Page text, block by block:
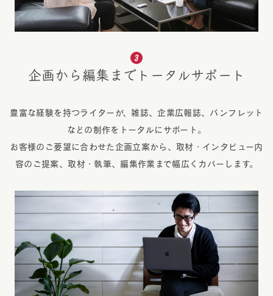
企画から編集までトータルサポート
豊富な経験を持つライターが、雑誌、企業広報誌、パンフレット
などの制作をトータルにサポート。
お客様のご要望に合わせた企画立案から、取材・インタビュー内
容のご提案、取材・執筆、編集作業まで幅広くカバーします。